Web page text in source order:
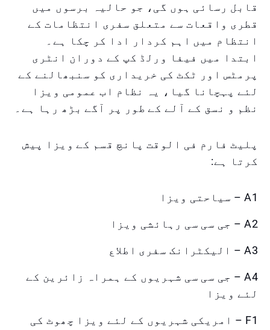
قابل رسائی ہوں گی، جو حالیہ برسوں میں
قطری واقعات سے متعلق سفری انتظامات کے
انتظام میں اہم کردار ادا کر چکا ہے۔
ابتدا میں فیفا ورلڈ کپ کے دوران انٹری
پرمٹس اور ٹکٹ کی خریداری کو سنبھالنے کے
لئے پہچانا گیا، یہ نظام اب عمومی ویزا
نظم و نسق کے آلے کے طور پر آگے بڑھ رہا ہے۔
پلیٹ فارم فی الوقت پانچ قسم کے ویزا پیش
کرتا ہے:
A1 – سیاحتی ویزا
A2 – جی سی سی رہائشی ویزا
A3 – الیکٹرانک سفری اطلاع
A4 – جی سی سی شہریوں کے ہمراہ زائرین کے
لئے ویزا
F1 – امریکی شہریوں کے لئے ویزا چھوٹ کی